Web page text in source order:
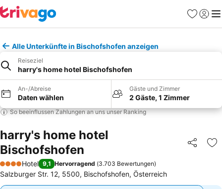
Favoriten
Alle Unterkünfte in Bischofshofen anzeigen
Reiseziel
harry's home hotel Bischofshofen
An-/Abreise
Daten wählen
Gäste und Zimmer
2 Gäste, 1 Zimmer
So beeinflussen Zahlungen an uns unser Ranking
harry's home hotel
Bischofshofen
Teilen
4 Sterne
Hotel 9,1 Hervorragend (3.703 Bewertungen)
Salzburger Str. 12, 5500, Bischofshofen, Österreich